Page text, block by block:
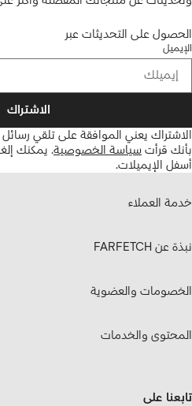
الحصول على التحديثات عبر
الإيميل
الاشتراك
الاشتراك يعني الموافقة على تلقي رسائل
بأنك قرأت سياسة الخصوصية. يمكنك
أسفل الإيميلات.
خدمة العملاء
نبذة عن FARFETCH
الخصومات والعضوية
المحتوى والخدمات
تابعنا على